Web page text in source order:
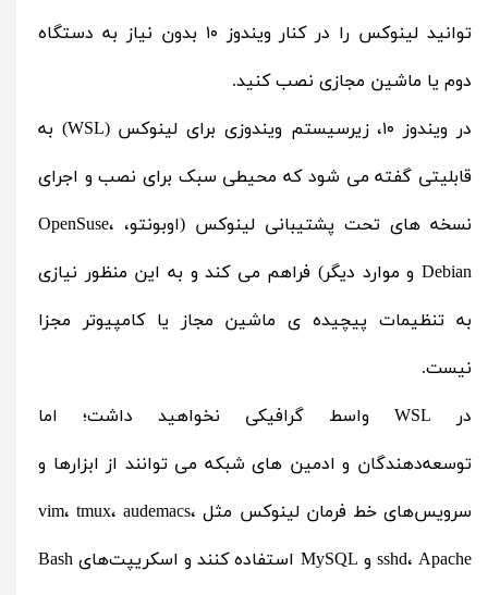
توانید لینوکس را در کنار ویندوز ۱۰ بدون نیاز به دستگاه
دوم یا ماشین مجازی نصب کنید.
در ویندوز ۱۰، زیرسیستم ویندوزی برای لینوکس (WSL) به
قابلیتی گفته می‌ شود که محیطی سبک برای نصب و اجرای
نسخه‌ های تحت پشتیبانی لینوکس (اوبونتو، OpenSuse،
Debian و موارد دیگر) فراهم می‌ کند و به این منظور نیازی
به تنظیمات پیچیده‌ ی ماشین مجاز یا کامپیوتر مجزا
نیست.
در WSL واسط گرافیکی نخواهید داشت؛ اما
توسعه‌دهندگان و ادمین‌ های شبکه می‌ توانند از ابزارها و
سرویس‌های خط فرمان لینوکس مثل vim، tmux، audemacs،
sshd، Apache و MySQL استفاده کنند و اسکریپت‌های Bash